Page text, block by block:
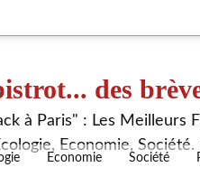
des
à Paris" : Les Meilleurs
Economie,
Economie Société